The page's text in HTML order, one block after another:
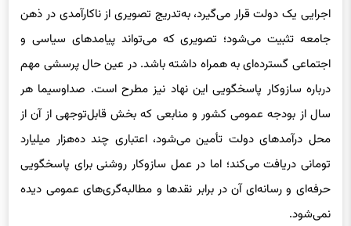
اجرایی یک دولت قرار می‌گیرد، به‌تدریج تصویری از ناکارآمدی در ذهن
جامعه تثبیت می‌شود؛ تصویری که می‌تواند پیامدهای سیاسی و
اجتماعی گسترده‌ای به همراه داشته باشد. در عین حال پرسشی مهم
درباره سازوکار پاسخگویی این نهاد نیز مطرح است. صداوسیما هر
سال از بودجه عمومی کشور و منابعی که بخش قابل‌توجهی از آن از
محل درآمدهای دولت تأمین می‌شود، اعتباری چند ده‌هزار میلیارد
تومانی دریافت می‌کند؛ اما در عمل سازوکار روشنی برای پاسخگویی
حرفه‌ای و رسانه‌ای آن در برابر نقدها و مطالبه‌گری‌های عمومی دیده
نمی‌شود.